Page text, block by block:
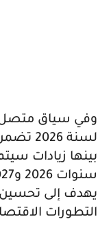
وفي سياق متصل،
لسنة
بينها زيادات
يهدف إلى تحسين
التطورات